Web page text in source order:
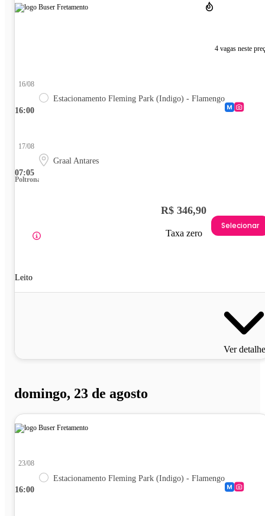
4 vagas neste
16:00
16/08
Estacionamento Fleming Park (Indigo) - Flamengo
07:05
17/08
Graal Antares
Poltrona
Leito
R$ 346,90
Taxa zero
Selecionar
Ver
domingo, 23 de agosto
16:00
23/08
Estacionamento Fleming Park (Indigo) - Flamengo